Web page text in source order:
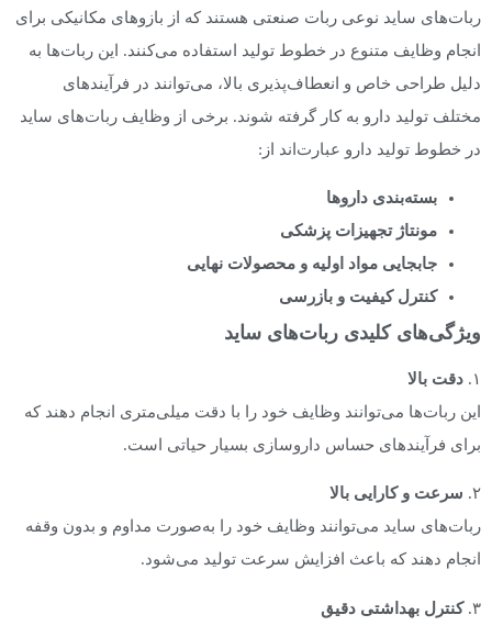
ربات‌های ساید نوعی ربات صنعتی هستند که از بازوهای مکانیکی برای
انجام وظایف متنوع در خطوط تولید استفاده می‌کنند. این ربات‌ها به
دلیل طراحی خاص و انعطاف‌پذیری بالا، می‌توانند در فرآیندهای
مختلف تولید دارو به کار گرفته شوند. برخی از وظایف ربات‌های ساید
در خطوط تولید دارو عبارت‌اند از:
بسته‌بندی داروها
مونتاژ تجهیزات پزشکی
جابجایی مواد اولیه و محصولات نهایی
کنترل کیفیت و بازرسی
ویژگی‌های کلیدی ربات‌های ساید
۱.
دقت بالا
این ربات‌ها می‌توانند وظایف خود را با دقت میلی‌متری انجام دهند که
برای فرآیندهای حساس داروسازی بسیار حیاتی است.
۲. سرعت و کارایی بالا
ربات‌های ساید می‌توانند وظایف خود را به‌صورت مداوم و بدون وقفه
انجام دهند که باعث افزایش سرعت تولید می‌شود.
۳. کنترل بهداشتی دقیق